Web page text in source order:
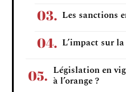
Les sanctions
L’impact sur
Législation en
à l’orange ?